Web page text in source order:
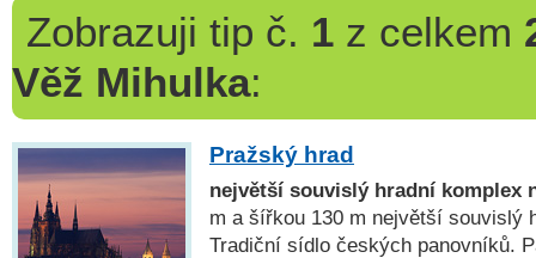
Zobrazuji tip č. 1z celkem
Věž Mihulka:
Pražský hrad
největší souvislý hradní komplex
m a šířkou 130 m největší souvislý
Tradiční sídlo českých panovníků.